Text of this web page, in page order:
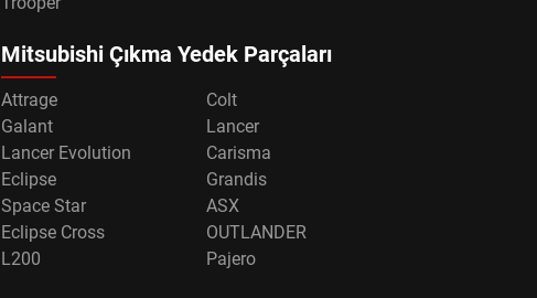
Mitsubishi Çıkma Yedek Parçaları
Attrage
Colt
Galant
Lancer
Lancer Evolution
Carisma
Eclipse
Grandis
Space Star
ASX
Eclipse Cross
OUTLANDER
L200
Pajero